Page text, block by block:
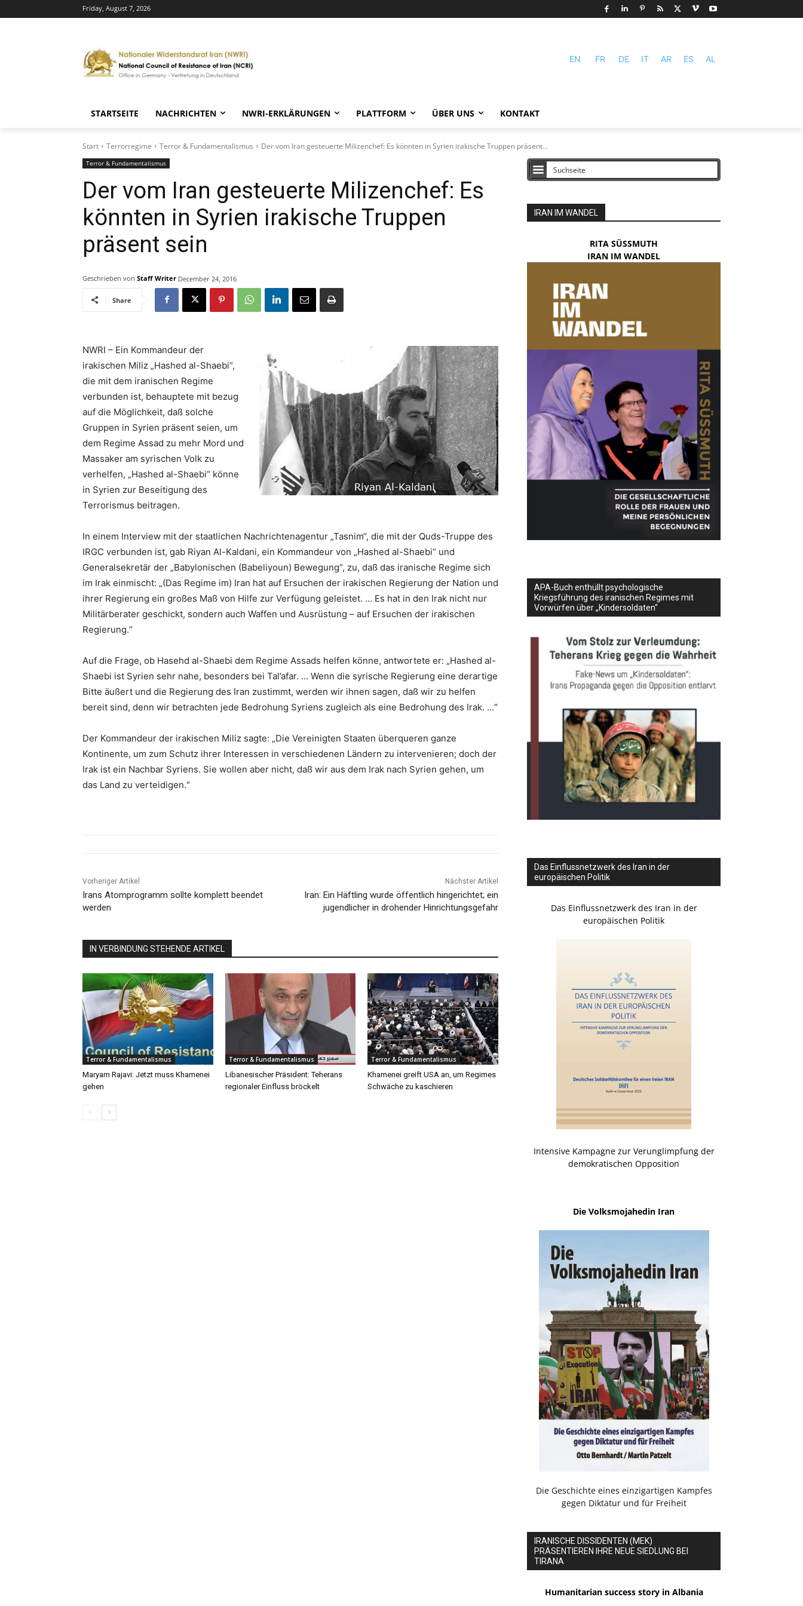
Friday, August 7, 2026
EN FR DE IT AR ES AL
STARTSEITE NACHRICHTEN NWRI-ERKLÄRUNGEN PLATTFORM ÜBER UNS KONTAKT
Start Terrorregime Terror & Fundamentalismus Der vom Iran gesteuerte Milizenchef: Es könnten in Syrien irakische Truppen präsent...
Terror & Fundamentalismus
Der vom Iran gesteuerte Milizenchef: Es
könnten in Syrien irakische Truppen
präsent sein
Geschrieben von Staff Writer December 24, 2016
Share
NWRI – Ein Kommandeur der
irakischen Miliz „Hashed al-Shaebi“,
die mit dem iranischen Regime
verbunden ist, behauptete mit bezug
auf die Möglichkeit, daß solche
Gruppen in Syrien präsent seien, um
dem Regime Assad zu mehr Mord und
Massaker am syrischen Volk zu
verhelfen, „Hashed al-Shaebi“ könne
in Syrien zur Beseitigung des
Terrorismus beitragen.
In einem Interview mit der staatlichen Nachrichtenagentur „Tasnim“, die mit der Quds-Truppe des
IRGC verbunden ist, gab Riyan Al-Kaldani, ein Kommandeur von „Hashed al-Shaebi“ und
Generalsekretär der „Babylonischen (Babeliyoun) Bewegung“, zu, daß das iranische Regime sich
im Irak einmischt: „(Das Regime im) Iran hat auf Ersuchen der irakischen Regierung der Nation und
ihrer Regierung ein großes Maß von Hilfe zur Verfügung geleistet. … Es hat in den Irak nicht nur
Militärberater geschickt, sondern auch Waffen und Ausrüstung – auf Ersuchen der irakischen
Regierung.“
Auf die Frage, ob Hasehd al-Shaebi dem Regime Assads helfen könne, antwortete er: „Hashed al-
Shaebi ist Syrien sehr nahe, besonders bei Tal’afar. … Wenn die syrische Regierung eine derartige
Bitte äußert und die Regierung des Iran zustimmt, werden wir ihnen sagen, daß wir zu helfen
bereit sind, denn wir betrachten jede Bedrohung Syriens zugleich als eine Bedrohung des Irak. …“
Der Kommandeur der irakischen Miliz sagte: „Die Vereinigten Staaten überqueren ganze
Kontinente, um zum Schutz ihrer Interessen in verschiedenen Ländern zu intervenieren; doch der
Irak ist ein Nachbar Syriens. Sie wollen aber nicht, daß wir aus dem Irak nach Syrien gehen, um
das Land zu verteidigen.“
Vorheriger Artikel
Irans Atomprogramm sollte komplett beendet
werden
Nächster Artikel
Iran: Ein Häftling wurde öffentlich hingerichtet; ein
jugendlicher in drohender Hinrichtungsgefahr
IN VERBINDUNG STEHENDE ARTIKEL
Terror & Fundamentalismus
Maryam Rajavi: Jetzt muss Khamenei
gehen
Terror & Fundamentalismus
Libanesischer Präsident: Teherans
regionaler Einfluss bröckelt
Terror & Fundamentalismus
Khamenei greift USA an, um Regimes
Schwäche zu kaschieren
IRAN IM WANDEL
RITA SÜSSMUTH
IRAN IM WANDEL
APA-Buch enthüllt psychologische
Kriegsführung des iranischen Regimes mit
Vorwürfen über „Kindersoldaten“
Das Einflussnetzwerk des Iran in der
europäischen Politik
Das Einflussnetzwerk des Iran in der
europäischen Politik
Intensive Kampagne zur Verunglimpfung der
demokratischen Opposition
Die Volksmojahedin Iran
Die Geschichte eines einzigartigen Kampfes
gegen Diktatur und für Freiheit
IRANISCHE DISSIDENTEN (MEK)
PRÄSENTIEREN IHRE NEUE SIEDLUNG BEI
TIRANA
Humanitarian success story in Albania